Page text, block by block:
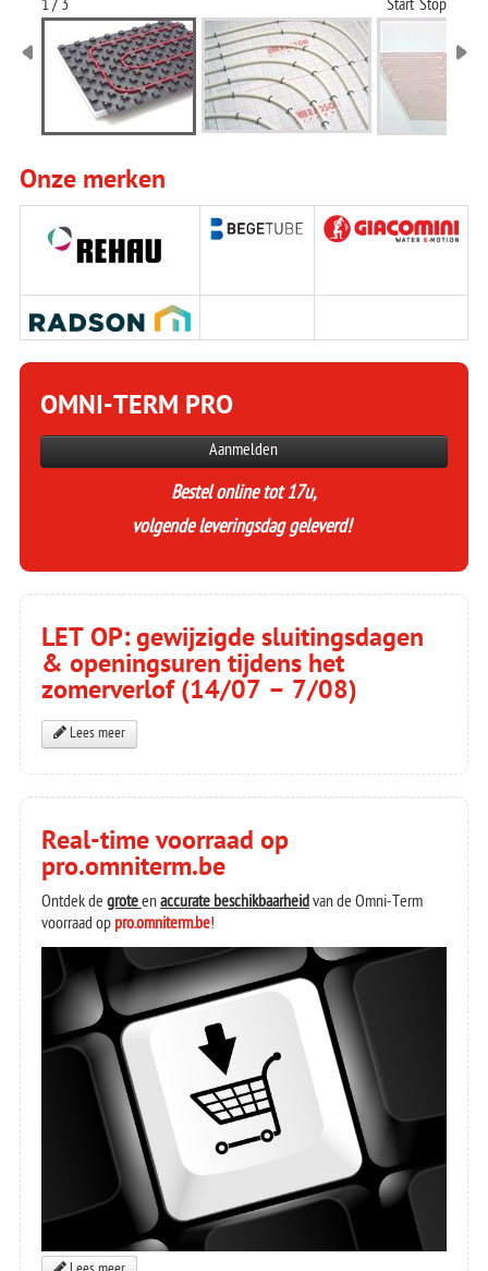
1 / 3 Start Stop
Onze merken
OMNI-TERM PRO
Aanmelden
Bestel online tot 17u,
volgende leveringsdag geleverd!
LET OP: gewijzigde sluitingsdagen
& openingsuren tijdens het
zomerverlof (14/07 – 7/08)
Lees meer
Real-time voorraad op
pro.omniterm.be
Ontdek degroteenaccurate beschikbaarheidvan de Omni-Term
voorraad oppro.omniterm.be!